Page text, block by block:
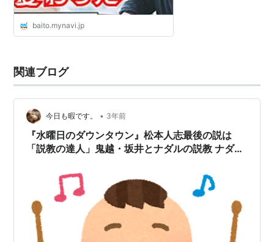
baito.mynavi.jp
関連ブログ
今日も暇です。 • 3年前
『水曜日のダウンタウン』松本人志最後の説は
「説教の達人」鬼越・坂井とナダルの説教 ナダル